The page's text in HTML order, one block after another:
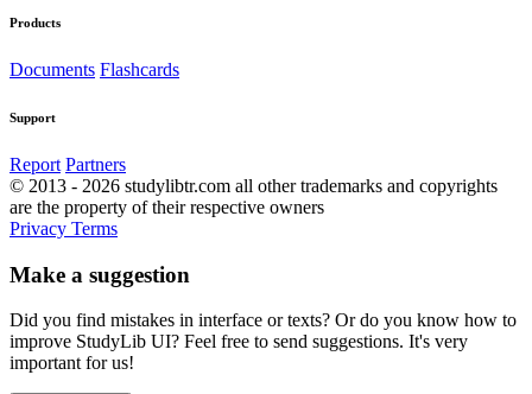
Products
Documents Flashcards
Support
Report Partners
© 2013 - 2026 studylibtr.com all other trademarks and copyrights
are the property of their respective owners
Privacy Terms
Make a suggestion
Did you find mistakes in interface or texts? Or do you know how to
improve StudyLib UI? Feel free to send suggestions. It's very
important for us!